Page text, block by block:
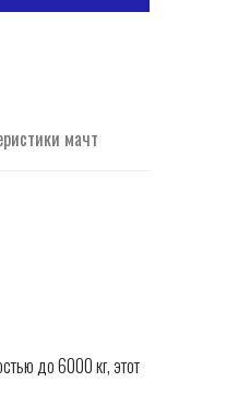
мачт
до 6000 кг, этот